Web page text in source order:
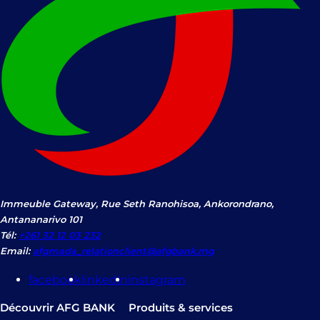
Immeuble Gateway, Rue Seth Ranohisoa, Ankorondrano,
Antananarivo 101
Tél: +261 32 12 03 232
Email: afgmada_relationclient@afgbank.mg
facebook linkedininstagram
Découvrir AFG BANK Produits & services